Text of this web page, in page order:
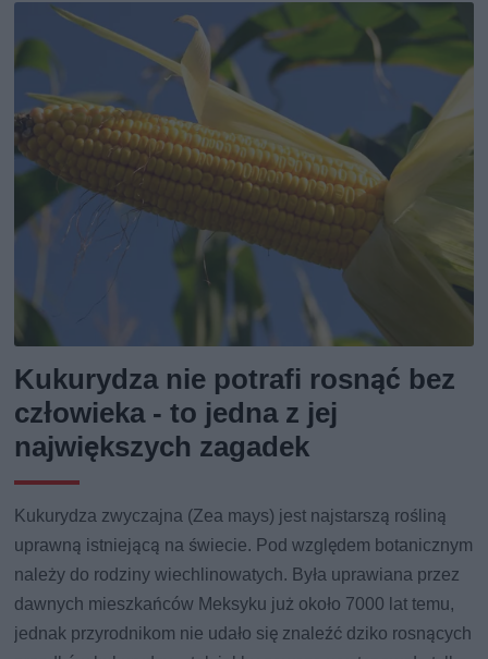
Kukurydza nie potrafi rosnąć bez
człowieka - to jedna z jej
największych zagadek
Kukurydza zwyczajna (Zea mays) jest najstarszą rośliną
uprawną istniejącą na świecie. Pod względem botanicznym
należy do rodziny wiechlinowatych. Była uprawiana przez
dawnych mieszkańców Meksyku już około 7000 lat temu,
jednak przyrodnikom nie udało się znaleźć dziko rosnących